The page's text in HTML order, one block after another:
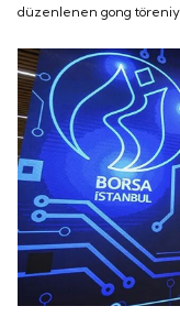
düzenlenen gong